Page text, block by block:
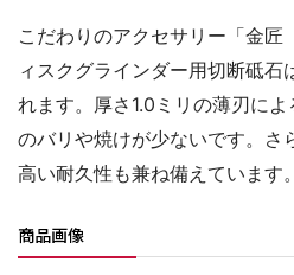
こだわりのアクセサリー「金匠
ィスクグラインダー用切断砥石
れます。厚さ1.0ミリの薄刃に
のバリや焼けが少ないです。さ
高い耐久性も兼ね備えています。
商品画像